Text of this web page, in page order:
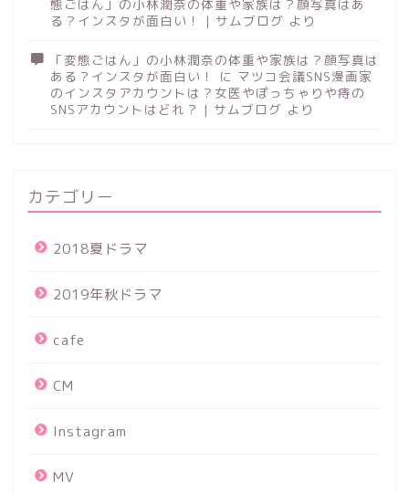
態ごはん」の小林潤奈の体重や家族は？顔写真はあ
る？インスタが面白い！ | サムブログ より
「変態ごはん」の小林潤奈の体重や家族は？顔写真は
ある？インスタが面白い！
に マツコ会議SNS漫画家
のインスタアカウントは？女医やぽっちゃりや痔の
SNSアカウントはどれ？ | サムブログ より
カテゴリー
2018夏ドラマ
2019年秋ドラマ
cafe
CM
Instagram
MV